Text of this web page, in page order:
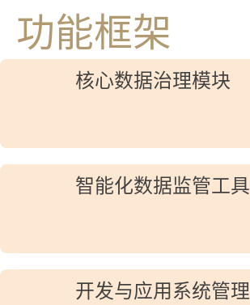
功能框架
核心数据治理模块
智能化数据监管工具
开发与应用系统管理